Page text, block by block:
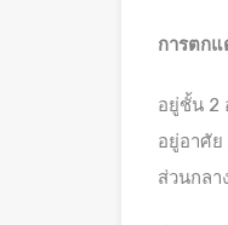
การตกแ
อยู่ชั้น 2
อยู่อาศัย
ส่วนกลา